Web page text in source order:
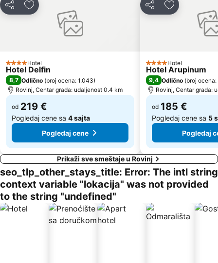
Brulo
Galeb AC Solaris
Valeta AC Lanterna
Rose Spa
Deli Dodati u favorite
4 Zvezdice
Hotel
Hotel Delfin
8,7 Odlično (broj ocena: 1.043)
Rovinj, Centar grada: udaljenost 0.4 km
od 219 €
Pogledaj cene sa 4 sajta
Pogledaj cene
Deli Dodati u
4 Zvezdice
Hotel
Hotel Arupinum
9,4 Odlično (broj ocena:
Rovinj, Centar grada:
od 185 €
Pogledaj cene sa 5
Pogledaj
Prikaži sve smeštaje u Rovinj
seo_tlp_other_stays_title: Error: The intl string
context variable "lokacija" was not provided
to the string "undefined"